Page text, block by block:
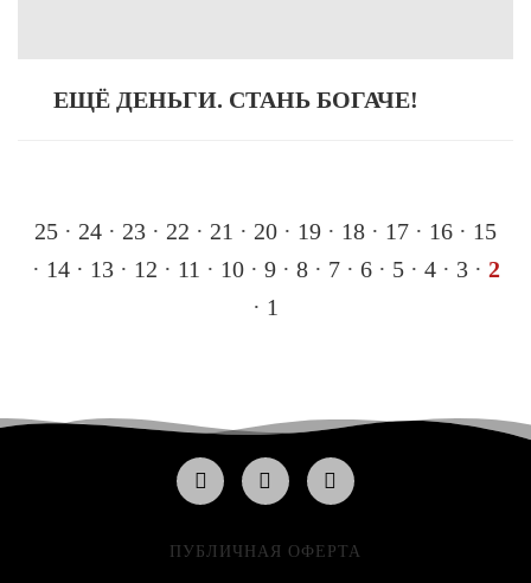
ЕЩЁ ДЕНЬГИ. СТАНЬ БОГАЧЕ!
25 · 24 · 23 · 22 · 21 · 20 · 19 · 18 · 17 · 16 · 15
· 14 · 13· 12 · 11 · 10· 9· 8· 7· 6· 5· 4· 3· 2
· 1
ПУБЛИЧНАЯ ОФЕРТА